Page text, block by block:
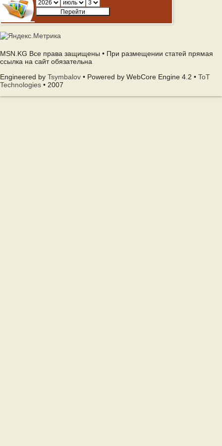
MSN.KG Все права защищены • При размещении статей прямая
ссылка на сайт обязательна
Engineered by Tsymbalov • Powered by WebCore Engine 4.2 • ToT
Technologies • 2007